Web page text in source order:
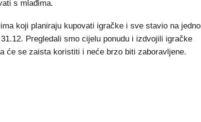
s mlađima.
koji planiraju kupovati igračke i sve stavio na jedno
Pregledali smo cijelu ponudu i izdvojili igračke
će se zaista koristiti i neće brzo biti zaboravljene.